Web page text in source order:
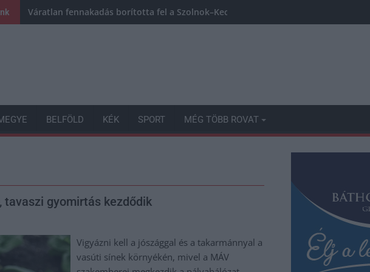
Váratlan fennakadás borította fel a Szolnok–Kecskemét vasútvonal közlekedését
BELFÖLD KÉK SPORT MÉG TÖBB ROVAT
tavaszi gyomirtás kezdődik
Vigyázni kell a jószággal és a takarmánnyal a
vasúti sínek környékén, mivel a MÁV